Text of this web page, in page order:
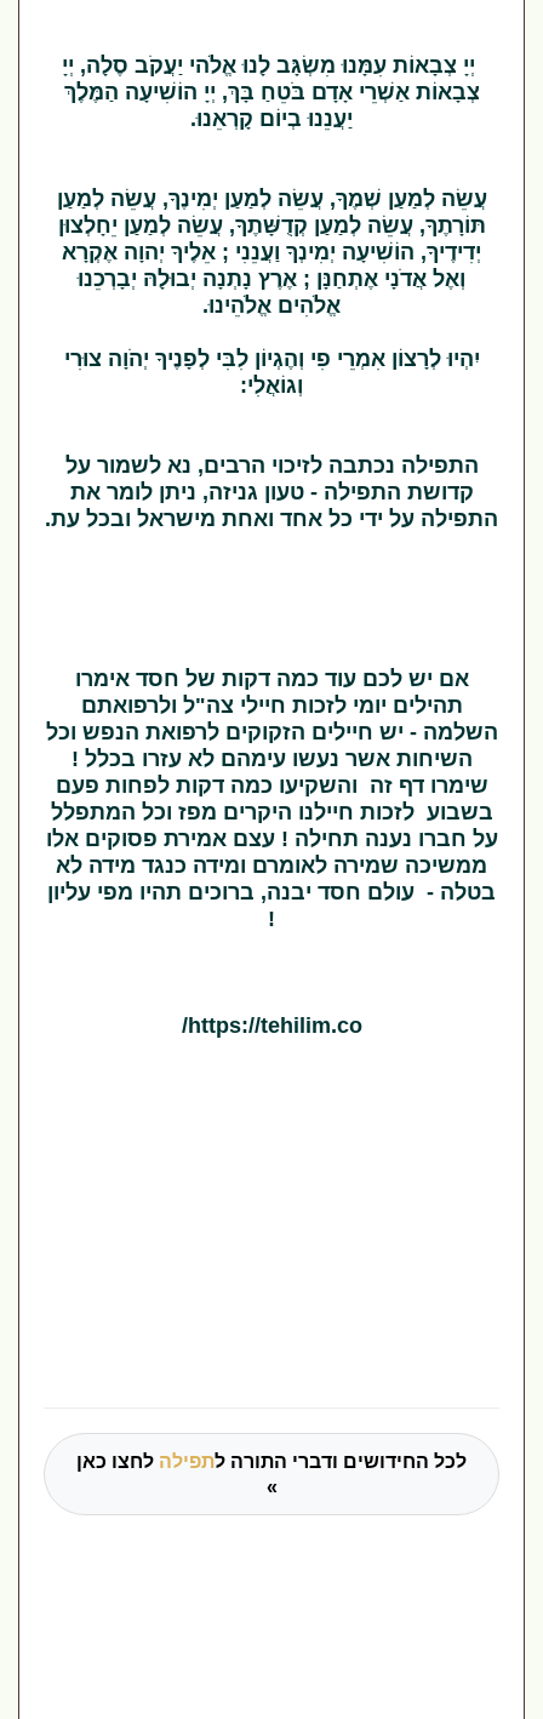
יְיָ צְבָאוֹת עִמָּנוּ מִשְׂגָּב לָנוּ אֱלֹהי יַעֲקֹב סֶלָה, יְיָ
צְבָאוֹת אַשְׁרֵי אָדָם בֹּטֵחַ בָּךְ, יְיָ הוֹשִׁיעָה הַמֶּלֶךְ
יַעֲנֵנוּ בְיוֹם קָרְאֵנוּ.
עֲשֵׂה לְמַעַן שְׁמֶךָ, עֲשֵׂה לְמַעַן יְמִינֶךָ, עֲשֵׂה לְמַעַן
תּוֹרָתֶךָ, עֲשֵׂה לְמַעַן קְדֻשָּׁתֶךָ, עֲשֵׂה לְמַעַן יֵחָלְצוּן
יְדִידֶיךָ, הוֹשִׁיעָה יְמִינְךָ וַעֲנֵנִי ; אֵלֶיךָ יְהוָה אֶקְרָא
וְאֶל אֲדֹנָי אֶתְחַנָּן ; אֶרֶץ נָתְנָה יְבוּלָהּ יְבָרְכֵנוּ
אֱלֹהִים אֱלֹהֵינוּ.
יִהְיוּ לְרָצוֹן אִמְרֵי פִי וְהֶגְיוֹן לִבִּי לְפָנֶיךָ יְהֹוָה צוּרִי
וְגוֹאֲלִי:
התפילה נכתבה לזיכוי הרבים, נא לשמור על
קדושת התפילה - טעון גניזה, ניתן לומר את
התפילה על ידי כל אחד ואחת מישראל ובכל עת.
אם יש לכם עוד כמה דקות של חסד אימרו
תהילים יומי לזכות חיילי צה"ל ולרפואתם
השלמה - יש חיילים הזקוקים לרפואת הנפש וכל
השיחות אשר נעשו עימהם לא עזרו בכלל !
שימרו דף זה והשקיעו כמה דקות לפחות פעם
בשבוע לזכות חיילנו היקרים מפז וכל המתפלל
על חברו נענה תחילה ! עצם אמירת פסוקים אלו
ממשיכה שמירה לאומרם ומידה כנגד מידה לא
בטלה - עולם חסד יבנה, ברוכים תהיו מפי עליון
https://tehilim.co/
לכל החידושים ודברי התורה לתפילהלחצו כאן